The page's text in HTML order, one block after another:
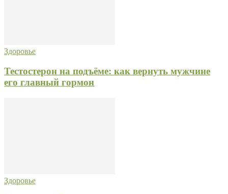
Здоровье
Тестостерон на подъёме: как вернуть мужчине
его главный гормон
Здоровье